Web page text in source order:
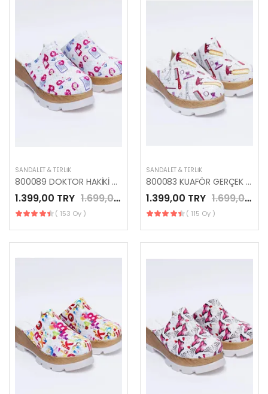
SANDALET & TERLIK
800089 DOKTOR HAKİKİ DERİ PLATFORM TERLİK
1.399,00 TRY 1.699,00 TRY
( 153 Oy )
SANDALET & TERLIK
800083 KUAFÖR GERÇEK DERİ ANATOMİK PLATFORM TERLİK
1.399,00 TRY 1.699,00 TRY
( 115 Oy )